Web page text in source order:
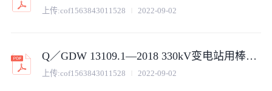
上传:cof1563843011528 2022-09-02
Q／GDW 13109.1—2018 330kV变电站用棒形支柱瓷绝缘子采购标准（第1部分：通用技术规范）
上传:cof1563843011528 2022-09-02